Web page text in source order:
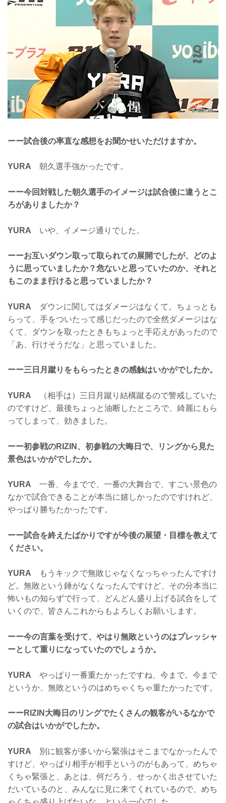
ーー試合後の率直な感想をお聞かせいただけますか。
YURA 朝久選手強かったです。
ーー今回対戦した朝久選手のイメージは試合後に違うとこ
ろがありましたか？
YURA いや、イメージ通りでした。
ーーお互いダウン取って取られての展開でしたが、どのよ
うに思っていましたか？危ないと思っていたのか、それと
もこのまま行けると思っていましたか？
YURA ダウンに関してはダメージはなくて。ちょっとも
らって、手をついたって感じだったので全然ダメージはな
くて、ダウンを取ったときもちょっと手応えがあったので
「あ、行けそうだな」と思っていました。
ーー三日月蹴りをもらったときの感触はいかがでしたか。
YURA （相手は）三日月蹴り結構蹴るので警戒していた
のですけど、最後ちょっと油断したところで、綺麗にもら
ってしまって、効きました。
ーー初参戦のRIZIN、初参戦の大晦日で、リングから見た
景色はいかがでしたか。
YURA 一番、今までで、一番の大舞台で、すごい景色の
なかで試合できることが本当に嬉しかったのですけれど、
やっぱり勝ちたかったです。
ーー試合を終えたばかりですが今後の展望・目標を教えて
ください。
YURA もうキックで無敗じゃなくなっちゃったんですけ
ど。無敗という錘がなくなったんですけど、その分本当に
怖いもの知らずで行って、どんどん盛り上げる試合をして
いくので、皆さんこれからもよろしくお願いします。
ーー今の言葉を受けて、やはり無敗というのはプレッシャ
ーとして重りになっていたのでしょうか。
YURA やっぱり一番重たかったですね、今まで。今まで
というか、無敗というのはめちゃくちゃ重たかったです。
ーーRIZIN大晦日のリングでたくさんの観客がいるなかで
の試合はいかがでしたか。
YURA 別に観客が多いから緊張はそこまでなかったんで
すけど、やっぱり相手が相手というのがもあって、めちゃ
くちゃ緊張と、あとは、何だろう、せっかく出させていた
だいているのと、みんなに見に来てくれているので、めち